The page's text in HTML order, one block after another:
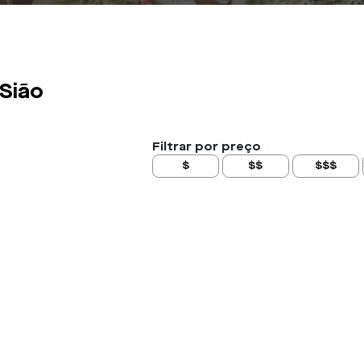
Filtrar por preço
$ $$ $$$